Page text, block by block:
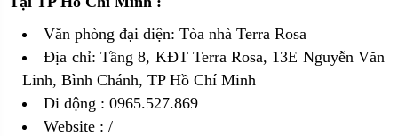
Văn phòng đại diện: Tòa nhà Terra Rosa
Địa chỉ: Tầng 8, KĐT Terra Rosa, 13E Nguyễn Văn
Linh, Bình Chánh, TP Hồ Chí Minh
Di động : 0965.527.869
Website : /